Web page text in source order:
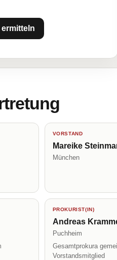
VORSTAND
Mareike
München
PROKURIST(IN)
Andreas
Puchheim
Gesamtprokura
Vorstandsmitglied